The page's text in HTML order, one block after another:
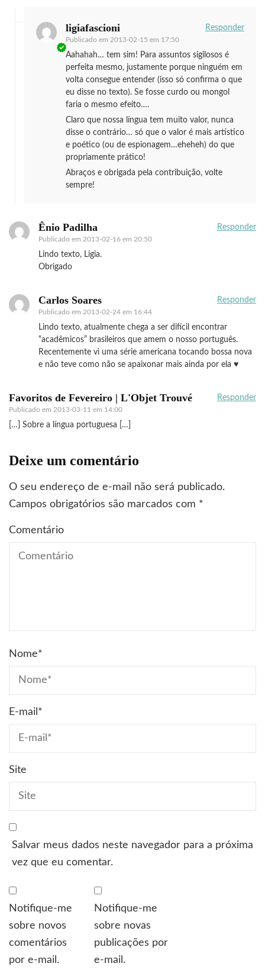
ligiafascioni
Publicado em 2013-02-15 em 17:50
Responder
Aahahah… tem sim! Para assuntos sigilosos é
perfeita mesmo, justamente porque ninguém em
volta consegue entender (isso só confirma o que
eu disse no texto). Se fosse curdo ou mongol
faria o mesmo efeito….
Claro que nossa língua tem muito valor, nunca
disse o contrário… só que o valor é mais artístico
e poético (ou de espionagem…eheheh) do que
propriamente prático!
Abraços e obrigada pela contribuição, volte
sempre!
Ênio Padilha
Publicado em 2013-02-16 em 20:50
Responder
Lindo texto, Ligia.
Obrigado
Carlos Soares
Publicado em 2013-02-24 em 16:44
Responder
Lindo texto, atualmente chega a ser difícil encontrar
“acadêmicos” brasileiros que amem o nosso português.
Recentemente vi uma série americana tocando bossa nova
e não teve como não se apaixonar mais ainda por ela ♥
Favoritos de Fevereiro | L'Objet Trouvé
Publicado em 2013-03-11 em 14:00
Responder
[…] Sobre a língua portuguesa […]
Deixe um comentário
O seu endereço de e-mail não será publicado.
Campos obrigatórios são marcados com *
Comentário
Nome*
E-mail *
Site
Salvar meus dados neste navegador para a próxima
vez que eu comentar.
Notifique-me
sobre novos
comentários
por e-mail.
Notifique-me
sobre novas
publicações por
e-mail.